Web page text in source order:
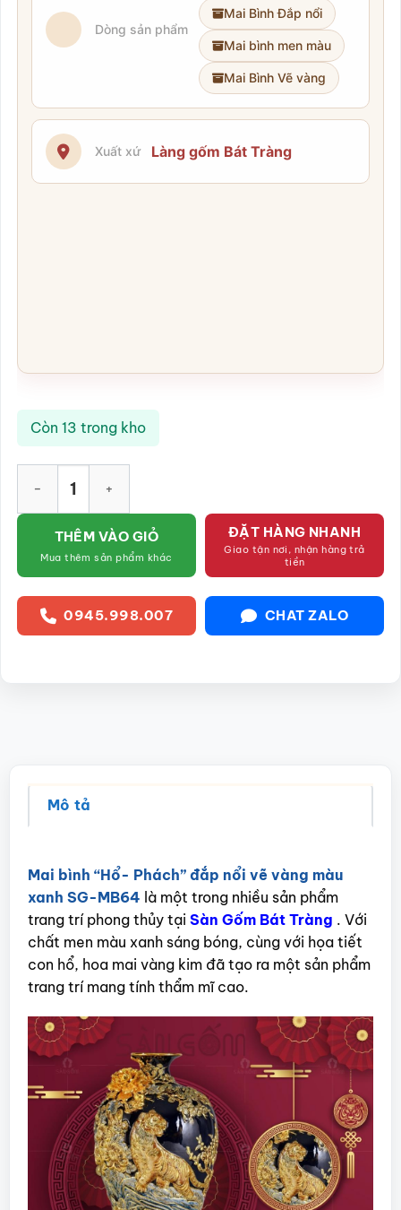
Dòng sản phẩm
Mai Bình Đắp nổi
Mai bình men màu
Mai Bình Vẽ vàng
Xuất xứ Làng gốm Bát Tràng
Còn 13 trong kho
THÊM VÀO GIỎ
Mua thêm sản phẩm khác
ĐẶT HÀNG NHANH
Giao tận nơi, nhận hàng trả
tiền
0945.998.007 CHAT ZALO
Mô tả
Mai bình “Hổ- Phách” đắp nổi vẽ vàng màu
xanh SG-MB64 là một trong nhiều sản phẩm
trang trí phong thủy tại Sàn Gốm Bát Tràng . Với
chất men màu xanh sáng bóng, cùng với họa tiết
con hổ, hoa mai vàng kim đã tạo ra một sản phẩm
trang trí mang tính thẩm mĩ cao.